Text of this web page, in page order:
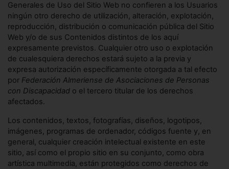
Generales de Uso del Sitio Web no confieren a los Usuarios
ningún otro derecho de utilización, alteración, explotación,
reproducción, distribución o comunicación pública del Sitio
Web y/o de sus Contenidos distintos de los aquí
expresamente previstos. Cualquier otro uso o explotación
de cualesquiera derechos estará sujeto a la previa y
expresa autorización específicamente otorgada a tal efecto
por Federación Almeriense de Asociaciones de Personas
con Discapacidad o el tercero titular de los derechos
afectados.
Los contenidos, textos, fotografías, diseños, logotipos,
imágenes, programas de ordenador, códigos fuente y, en
general, cualquier creación intelectual existente en este
sitio, así como el propio sitio en su conjunto, como obra
artística multimedia, están protegidos como derechos de